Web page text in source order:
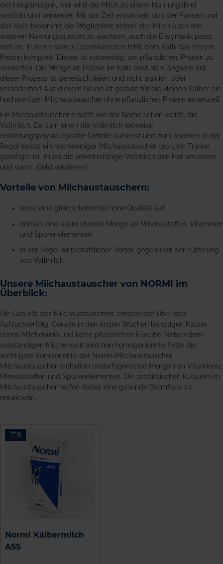
der Hauptmagen, hier wird die Milch zu einem Nahrungsbrei
verdickt und verwertet. Mit der Zeit entwickelt sich der Pansen und
das Kalb bekommt die Möglichkeit neben der Milch auch von
anderen Nahrungsquellen zu wachsen, auch die Enzymatik passt
sich an. In den ersten 3 Lebenswochen fehlt dem Kalb das Enzym
Pepsin komplett. Dieses ist notwendig, um pflanzliches Protein zu
verwerten. Die Menge an Pepsin im Kalb baut sich langsam auf,
dieser Prozess ist genetisch fixiert und nicht trainier- oder
veränderbar! Aus diesem Grund ist gerade für die kleinen Kälber ein
hochwertiger Milchaustauscher ohne pflanzliches Protein essenziell.
Ein Milchaustauscher ersetzt wie der Name schon verrät, die
Vollmilch. Da zum einen die Vollmilch teilweise
ernährungsphysiologische Defizite aufweist und zum anderen in der
Regel selbst ein hochwertiger Milchaustauscher pro Liter Tränke
günstiger ist, muss die verkehrsfähige Vollmilch den Hof verlassen
und somit „Geld verdienen“.
Vorteile von Milchaustauschern:
weist eine gleichbleibende hohe Qualität auf
enthält eine ausreichende Menge an Mineralstoffen, Vitaminen
und Spurenelementen
in der Regel wirtschaftlicher Vorteil gegenüber der Fütterung
von Vollmilch
Unsere Milchaustauscher von NORMI im
Überblick:
Die Qualität des Milchaustauschers entscheidet über den
Aufzuchterfolg. Gerade in den ersten Wochen benötigen Kälber
reines Milcheiweiß und keine pflanzlichen Eiweiße. Neben dem
vollständigen Milcheiweiß sind fein homogenisierte Fette die
wichtigste Komponente der Normi-Milchaustauscher.
Milchaustauscher enthalten bedarfsgerechte Mengen an Vitaminen,
Mineralstoffen und Spurenelementen. Die probiotischen Kulturen im
Milchaustauscher helfen dabei, eine gesunde Darmflora zu
entwickeln.
8
Normi Kälbermilch
ASS